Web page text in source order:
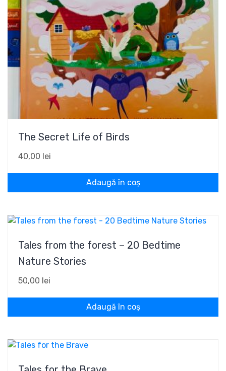
The Secret Life of Birds
40,00 lei
Adaugă în coș
Tales from the forest – 20 Bedtime
Nature Stories
50,00 lei
Adaugă în coș